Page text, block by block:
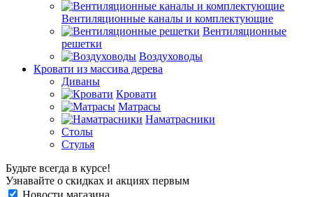
Вентиляционные каналы и комплектующие
Вентиляционные
решетки
Воздуховоды
Кровати из массива дерева
Диваны
Кровати
Матрасы
Наматрасники
Столы
Стулья
Будьте всегда в курсе!
Узнавайте о скидках и акциях первым
Новости магазина